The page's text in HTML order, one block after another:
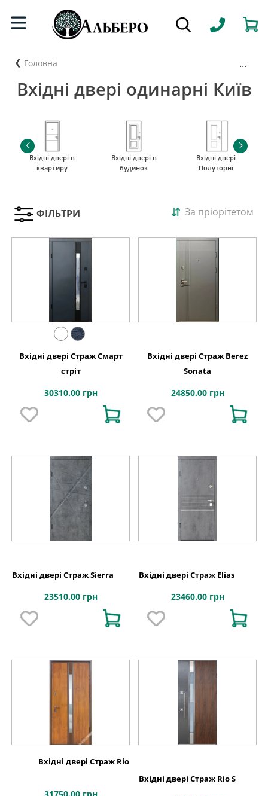
Головна ...
Вхідні двері одинарні Київ
Вхідні двері в
квартиру
Вхідні двері в
будинок
Вхідні двері
Полуторні
ФІЛЬТРИ За пріорітетом
Вхідні двері Страж Смарт
стріт
30310.00 грн
Вхідні двері Страж Berez
Sonata
24850.00 грн
Вхідні двері Страж Sierra
23510.00 грн
Вхідні двері Страж Elias
23460.00 грн
Вхідні двері Страж Rio
Вхідні двері Страж Rio S